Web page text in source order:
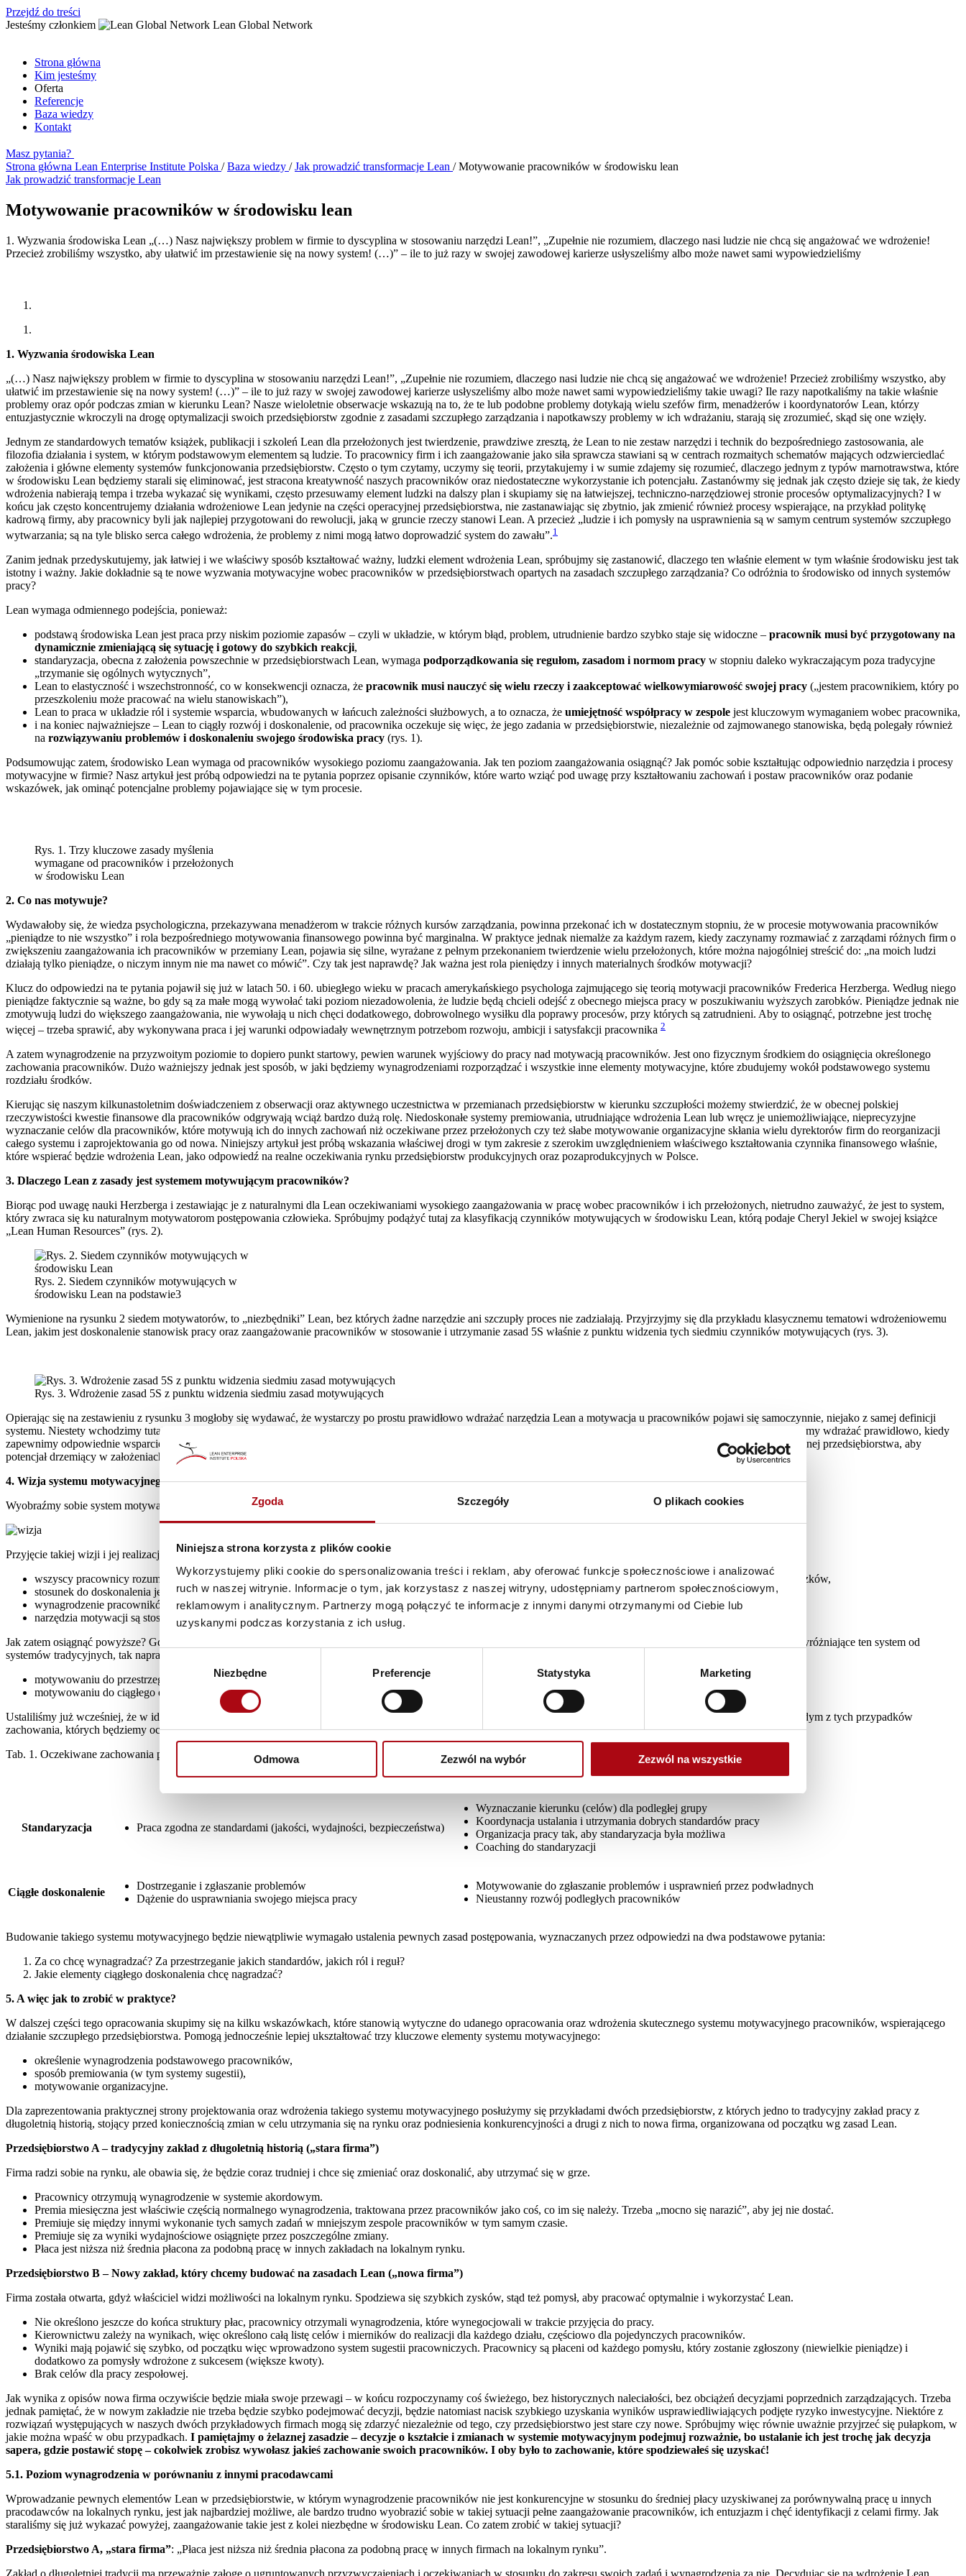
Zgoda Szczegóły O plikach cookies
Niniejsza strona korzysta z plików cookie
Wykorzystujemy pliki cookie do spersonalizowania treści i reklam, aby oferować funkcje społecznościowe i analizować
ruch w naszej witrynie. Informacje o tym, jak korzystasz z naszej witryny, udostępniamy partnerom społecznościowym,
reklamowym i analitycznym. Partnerzy mogą połączyć te informacje z innymi danymi otrzymanymi od Ciebie lub
uzyskanymi podczas korzystania z ich usług.
Wybór
Niezbędne Preferencje Statystyka Marketing
Odmowa Zezwól na wybór Zezwól na wszystkie
Przejdź do treści
Jesteśmy członkiem
Lean Global Network
Strona główna
Kim jesteśmy
Oferta
Referencje
Baza wiedzy
Kontakt
Masz pytania?
Strona główna Lean Enterprise Institute Polska /Baza wiedzy /Jak prowadzić transformacje Lean /Motywowanie pracowników w środowisku lean
Jak prowadzić transformacje Lean
Motywowanie pracowników w środowisku lean
1. Wyzwania środowiska Lean „(…) Nasz największy problem w firmie to dyscyplina w stosowaniu narzędzi Lean!”, „Zupełnie nie rozumiem, dlaczego nasi ludzie nie chcą się angażować we wdrożenie!
Przecież zrobiliśmy wszystko, aby ułatwić im przestawienie się na nowy system! (…)” – ile to już razy w swojej zawodowej karierze usłyszeliśmy albo może nawet sami wypowiedzieliśmy
1. Wyzwania środowiska Lean
„(…) Nasz największy problem w firmie to dyscyplina w stosowaniu narzędzi Lean!”, „Zupełnie nie rozumiem, dlaczego nasi ludzie nie chcą się angażować we wdrożenie! Przecież zrobiliśmy wszystko, aby
ułatwić im przestawienie się na nowy system! (…)” – ile to już razy w swojej zawodowej karierze usłyszeliśmy albo może nawet sami wypowiedzieliśmy takie uwagi? Ile razy napotkaliśmy na takie właśnie
problemy oraz opór podczas zmian w kierunku Lean? Nasze wieloletnie obserwacje wskazują na to, że te lub podobne problemy dotykają wielu szefów firm, menadżerów i koordynatorów Lean, którzy
entuzjastycznie wkroczyli na drogę optymalizacji swoich przedsiębiorstw zgodnie z zasadami szczupłego zarządzania i napotkawszy problemy w ich wdrażaniu, starają się zrozumieć, skąd się one wzięły.
Jednym ze standardowych tematów książek, publikacji i szkoleń Lean dla przełożonych jest twierdzenie, prawdziwe zresztą, że Lean to nie zestaw narzędzi i technik do bezpośredniego zastosowania, ale
filozofia działania i system, w którym podstawowym elementem są ludzie. To pracownicy firm i ich zaangażowanie jako siła sprawcza stawiani są w centrach rozmaitych schematów mających odzwierciedlać
założenia i główne elementy systemów funkcjonowania przedsiębiorstw. Często o tym czytamy, uczymy się teorii, przytakujemy i w sumie zdajemy się rozumieć, dlaczego jednym z typów marnotrawstwa, które
w środowisku Lean będziemy starali się eliminować, jest stracona kreatywność naszych pracowników oraz niedostateczne wykorzystanie ich potencjału. Zastanówmy się jednak jak często dzieje się tak, że kiedy
wdrożenia nabierają tempa i trzeba wykazać się wynikami, często przesuwamy element ludzki na dalszy plan i skupiamy się na łatwiejszej, techniczno-narzędziowej stronie procesów optymalizacyjnych? I w
końcu jak często koncentrujemy działania wdrożeniowe Lean jedynie na części operacyjnej przedsiębiorstwa, nie zastanawiając się zbytnio, jak zmienić również procesy wspierające, na przykład politykę
kadrową firmy, aby pracownicy byli jak najlepiej przygotowani do rewolucji, jaką w gruncie rzeczy stanowi Lean. A przecież „ludzie i ich pomysły na usprawnienia są w samym centrum systemów szczupłego
wytwarzania; są na tyle blisko serca całego wdrożenia, że problemy z nimi mogą łatwo doprowadzić system do zawału”.1
Zanim jednak przedyskutujemy, jak łatwiej i we właściwy sposób kształtować ważny, ludzki element wdrożenia Lean, spróbujmy się zastanowić, dlaczego ten właśnie element w tym właśnie środowisku jest tak
istotny i ważny. Jakie dokładnie są te nowe wyzwania motywacyjne wobec pracowników w przedsiębiorstwach opartych na zasadach szczupłego zarządzania? Co odróżnia to środowisko od innych systemów
pracy?
Lean wymaga odmiennego podejścia, ponieważ:
podstawą środowiska Lean jest praca przy niskim poziomie zapasów – czyli w układzie, w którym błąd, problem, utrudnienie bardzo szybko staje się widoczne – pracownik musi być przygotowany na
dynamicznie zmieniającą się sytuację i gotowy do szybkich reakcji,
standaryzacja, obecna z założenia powszechnie w przedsiębiorstwach Lean, wymaga podporządkowania się regułom, zasadom i normom pracy w stopniu daleko wykraczającym poza tradycyjne
„trzymanie się ogólnych wytycznych”,
Lean to elastyczność i wszechstronność, co w konsekwencji oznacza, że pracownik musi nauczyć się wielu rzeczy i zaakceptować wielkowymiarowość swojej pracy („jestem pracownikiem, który po
przeszkoleniu może pracować na wielu stanowiskach”),
Lean to praca w układzie ról i systemie wsparcia, wbudowanych w łańcuch zależności służbowych, a to oznacza, że umiejętność współpracy w zespole jest kluczowym wymaganiem wobec pracownika,
i na koniec najważniejsze – Lean to ciągły rozwój i doskonalenie, od pracownika oczekuje się więc, że jego zadania w przedsiębiorstwie, niezależnie od zajmowanego stanowiska, będą polegały również
na rozwiązywaniu problemów i doskonaleniu swojego środowiska pracy (rys. 1).
Podsumowując zatem, środowisko Lean wymaga od pracowników wysokiego poziomu zaangażowania. Jak ten poziom zaangażowania osiągnąć? Jak pomóc sobie kształtując odpowiednio narzędzia i procesy
motywacyjne w firmie? Nasz artykuł jest próbą odpowiedzi na te pytania poprzez opisanie czynników, które warto wziąć pod uwagę przy kształtowaniu zachowań i postaw pracowników oraz podanie
wskazówek, jak ominąć potencjalne problemy pojawiające się w tym procesie.
Rys. 1. Trzy kluczowe zasady myślenia
wymagane od pracowników i przełożonych
w środowisku Lean
2. Co nas motywuje?
Wydawałoby się, że wiedza psychologiczna, przekazywana menadżerom w trakcie różnych kursów zarządzania, powinna przekonać ich w dostatecznym stopniu, że w procesie motywowania pracowników
„pieniądze to nie wszystko” i rola bezpośredniego motywowania finansowego powinna być marginalna. W praktyce jednak niemalże za każdym razem, kiedy zaczynamy rozmawiać z zarządami różnych firm o
zwiększeniu zaangażowania ich pracowników w przemiany Lean, pojawia się silne, wyrażane z pełnym przekonaniem twierdzenie wielu przełożonych, które można najogólniej streścić do: „na moich ludzi
działają tylko pieniądze, o niczym innym nie ma nawet co mówić”. Czy tak jest naprawdę? Jak ważna jest rola pieniędzy i innych materialnych środków motywacji?
Klucz do odpowiedzi na te pytania pojawił się już w latach 50. i 60. ubiegłego wieku w pracach amerykańskiego psychologa zajmującego się teorią motywacji pracowników Frederica Herzberga. Według niego
pieniądze faktycznie są ważne, bo gdy są za małe mogą wywołać taki poziom niezadowolenia, że ludzie będą chcieli odejść z obecnego miejsca pracy w poszukiwaniu wyższych zarobków. Pieniądze jednak nie
zmotywują ludzi do większego zaangażowania, nie wywołają u nich chęci dodatkowego, dobrowolnego wysiłku dla poprawy procesów, przy których są zatrudnieni. Aby to osiągnąć, potrzebne jest trochę
więcej – trzeba sprawić, aby wykonywana praca i jej warunki odpowiadały wewnętrznym potrzebom rozwoju, ambicji i satysfakcji pracownika 2
A zatem wynagrodzenie na przyzwoitym poziomie to dopiero punkt startowy, pewien warunek wyjściowy do pracy nad motywacją pracowników. Jest ono fizycznym środkiem do osiągnięcia określonego
zachowania pracowników. Dużo ważniejszy jednak jest sposób, w jaki będziemy wynagrodzeniami rozporządzać i wszystkie inne elementy motywacyjne, które zbudujemy wokół podstawowego systemu
rozdziału środków.
Kierując się naszym kilkunastoletnim doświadczeniem z obserwacji oraz aktywnego uczestnictwa w przemianach przedsiębiorstw w kierunku szczupłości możemy stwierdzić, że w obecnej polskiej
rzeczywistości kwestie finansowe dla pracowników odgrywają wciąż bardzo dużą rolę. Niedoskonałe systemy premiowania, utrudniające wdrożenia Lean lub wręcz je uniemożliwiające, nieprecyzyjne
wyznaczanie celów dla pracowników, które motywują ich do innych zachowań niż oczekiwane przez przełożonych czy też słabe motywowanie organizacyjne skłania wielu dyrektorów firm do reorganizacji
całego systemu i zaprojektowania go od nowa. Niniejszy artykuł jest próbą wskazania właściwej drogi w tym zakresie z szerokim uwzględnieniem właściwego kształtowania czynnika finansowego właśnie,
które wspierać będzie wdrożenia Lean, jako odpowiedź na realne oczekiwania rynku przedsiębiorstw produkcyjnych oraz pozaprodukcyjnych w Polsce.
3. Dlaczego Lean z zasady jest systemem motywującym pracowników?
Biorąc pod uwagę nauki Herzberga i zestawiając je z naturalnymi dla Lean oczekiwaniami wysokiego zaangażowania w pracę wobec pracowników i ich przełożonych, nietrudno zauważyć, że jest to system,
który zwraca się ku naturalnym motywatorom postępowania człowieka. Spróbujmy podążyć tutaj za klasyfikacją czynników motywujących w środowisku Lean, którą podaje Cheryl Jekiel w swojej książce
„Lean Human Resources” (rys. 2).
Rys. 2. Siedem czynników motywujących w
środowisku Lean na podstawie3
Wymienione na rysunku 2 siedem motywatorów, to „niezbędniki” Lean, bez których żadne narzędzie ani szczupły proces nie zadziałają. Przyjrzyjmy się dla przykładu klasycznemu tematowi wdrożeniowemu
Lean, jakim jest doskonalenie stanowisk pracy oraz zaangażowanie pracowników w stosowanie i utrzymanie zasad 5S właśnie z punktu widzenia tych siedmiu czynników motywujących (rys. 3).
Rys. 3. Wdrożenie zasad 5S z punktu widzenia siedmiu zasad motywujących
Opierając się na zestawieniu z rysunku 3 mogłoby się wydawać, że wystarczy po prostu prawidłowo wdrażać narzędzia Lean a motywacja u pracowników pojawi się samoczynnie, niejako z samej definicji
systemu. Niestety wchodzimy tutaj w błędne koło – motywacja u pracowników pojawi się wtedy, gdy będziemy wdrażać narzędzia Lean prawidłowo, a narzędzia wtedy będziemy wdrażać prawidłowo, kiedy
zapewnimy odpowiednie wsparcie motywacyjne pracowników. Spróbujmy zatem koło to przerwać i zastanowić się, jak kształtować podstawowe elementy struktury motywacyjnej przedsiębiorstwa, aby
potencjał drzemiący w założeniach systemu Lean mógł zaistnieć i skutecznie zadziałać.
4. Wizja systemu motywacyjnego w środowisku Lean
Wyobraźmy sobie system motywacyjny idealnie działający dla potrzeb środowiska Lean. Wizja tego systemu wyglądałaby następująco:
Przyjęcie takiej wizji i jej realizacja w praktyce pociągnie za sobą następujące fakty:
wszyscy pracownicy rozumieją, że doskonalenie (zarówno w ramach warsztatów doskonalących, jak i pomysłów kaizen) jest częścią ichpodstawowegozakresu obowiązków,
stosunek do doskonalenia jest jednym z podstawowych kryteriów okresowej oceny pracownika; ocenie podlega praca wszystkich pracowników,
wynagrodzenie pracowników na wszystkich poziomach jest bezpośrednio związane z oceną ich pracy,
narzędzia motywacji są stosowane na czas, są konkretne, mają również wymiar niepieniężny.
Jak zatem osiągnąć powyższe? Gdyby z całego zestawu zachowań, do których chcemy motywować pracowników w środowisku Lean wybrać rzeczy najważniejsze, istotnie wyróżniające ten system od
systemów tradycyjnych, tak naprawdę musielibyśmy skupić się na dwóch czynnikach, które warunkują wszystkie inne, a mianowicie:
motywowaniu do przestrzegania wyznaczonych standardów, oraz
motywowaniu do ciągłego doskonalenia.
Ustaliliśmy już wcześniej, że w idealnej sytuacji chcemy motywować wszystkich pracowników, zarówno pracowników szczebla podstawowego, jak i ich przełożonych. W każdym z tych przypadków
zachowania, których będziemy oczekiwać, nieco się od siebie różnią (tab. 1).
Tab. 1. Oczekiwane zachowania pracowników oraz ich przełożonych przy motywowaniu
Dla pracowników szczebla podstawowego
Standaryzacja Praca zgodna ze standardami (jakości, wydajności, bezpieczeństwa)
Wyznaczanie kierunku (celów) dla podległej grupy
Koordynacja ustalania i utrzymania dobrych standardów pracy
Organizacja pracy tak, aby standaryzacja była możliwa
Coaching do standaryzacji
Ciągłe doskonalenie
Dostrzeganie i zgłaszanie problemów
Dążenie do usprawniania swojego miejsca pracy
Motywowanie do zgłaszanie problemów i usprawnień przez podwładnych
Nieustanny rozwój podległych pracowników
Budowanie takiego systemu motywacyjnego będzie niewątpliwie wymagało ustalenia pewnych zasad postępowania, wyznaczanych przez odpowiedzi na dwa podstawowe pytania:
Za co chcę wynagradzać? Za przestrzeganie jakich standardów, jakich ról i reguł?
Jakie elementy ciągłego doskonalenia chcę nagradzać?
5. A więc jak to zrobić w praktyce?
W dalszej części tego opracowania skupimy się na kilku wskazówkach, które stanowią wytyczne do udanego opracowania oraz wdrożenia skutecznego systemu motywacyjnego pracowników, wspierającego
działanie szczupłego przedsiębiorstwa. Pomogą jednocześnie lepiej ukształtować trzy kluczowe elementy systemu motywacyjnego:
określenie wynagrodzenia podstawowego pracowników,
sposób premiowania (w tym systemy sugestii),
motywowanie organizacyjne.
Dla zaprezentowania praktycznej strony projektowania oraz wdrożenia takiego systemu motywacyjnego posłużymy się przykładami dwóch przedsiębiorstw, z których jedno to tradycyjny zakład pracy z
długoletnią historią, stojący przed koniecznością zmian w celu utrzymania się na rynku oraz podniesienia konkurencyjności a drugi z nich to nowa firma, organizowana od początku wg zasad Lean.
Przedsiębiorstwo A – tradycyjny zakład z długoletnią historią („stara firma”)
Firma radzi sobie na rynku, ale obawia się, że będzie coraz trudniej i chce się zmieniać oraz doskonalić, aby utrzymać się w grze.
Pracownicy otrzymują wynagrodzenie w systemie akordowym.
Premia miesięczna jest właściwie częścią normalnego wynagrodzenia, traktowana przez pracowników jako coś, co im się należy. Trzeba „mocno się narazić”, aby jej nie dostać.
Premiuje się między innymi wykonanie tych samych zadań w mniejszym zespole pracowników w tym samym czasie.
Premiuje się za wyniki wydajnościowe osiągnięte przez poszczególne zmiany.
Płaca jest niższa niż średnia płacona za podobną pracę w innych zakładach na lokalnym rynku.
Przedsiębiorstwo B – Nowy zakład, który chcemy budować na zasadach Lean („nowa firma”)
Firma została otwarta, gdyż właściciel widzi możliwości na lokalnym rynku. Spodziewa się szybkich zysków, stąd też pomysł, aby pracować optymalnie i wykorzystać Lean.
Nie określono jeszcze do końca struktury płac, pracownicy otrzymali wynagrodzenia, które wynegocjowali w trakcie przyjęcia do pracy.
Kierownictwu zależy na wynikach, więc określono całą listę celów i mierników do realizacji dla każdego działu, częściowo dla pojedynczych pracowników.
Wyniki mają pojawić się szybko, od początku więc wprowadzono system sugestii pracowniczych. Pracownicy są płaceni od każdego pomysłu, który zostanie zgłoszony (niewielkie pieniądze) i
dodatkowo za pomysły wdrożone z sukcesem (większe kwoty).
Brak celów dla pracy zespołowej.
Jak wynika z opisów nowa firma oczywiście będzie miała swoje przewagi – w końcu rozpoczynamy coś świeżego, bez historycznych naleciałości, bez obciążeń decyzjami poprzednich zarządzających. Trzeba
jednak pamiętać, że w nowym zakładzie nie trzeba będzie szybko podejmować decyzji, będzie natomiast nacisk szybkiego uzyskania wyników usprawiedliwiających podjęte ryzyko inwestycyjne. Niektóre z
rozwiązań występujących w naszych dwóch przykładowych firmach mogą się zdarzyć niezależnie od tego, czy przedsiębiorstwo jest stare czy nowe. Spróbujmy więc równie uważnie przyjrzeć się pułapkom, w
jakie można wpaść w obu przypadkach. I pamiętajmy o żelaznej zasadzie – decyzje o kształcie i zmianach w systemie motywacyjnym podejmuj rozważnie, bo ustalanie ich jest trochę jak decyzja
sapera, gdzie postawić stopę – cokolwiek zrobisz wywołasz jakieś zachowanie swoich pracowników. I oby było to zachowanie, które spodziewałeś się uzyskać!
5.1. Poziom wynagrodzenia w porównaniu z innymi pracodawcami
Wprowadzanie pewnych elementów Lean w przedsiębiorstwie, w którym wynagrodzenie pracowników nie jest konkurencyjne w stosunku do średniej płacy uzyskiwanej za porównywalną pracę u innych
pracodawców na lokalnych rynku, jest jak najbardziej możliwe, ale bardzo trudno wyobrazić sobie w takiej sytuacji pełne zaangażowanie pracowników, ich entuzjazm i chęć identyfikacji z celami firmy. Jak
staraliśmy się już wykazać powyżej, zaangażowanie takie jest z kolei niezbędne w środowisku Lean. Co zatem zrobić w takiej sytuacji?
Przedsiębiorstwo A, „stara firma”: „Płaca jest niższa niż średnia płacona za podobną pracę w innych firmach na lokalnym rynku”.